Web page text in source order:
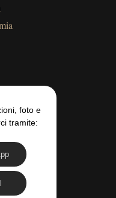
foto e
tramite: